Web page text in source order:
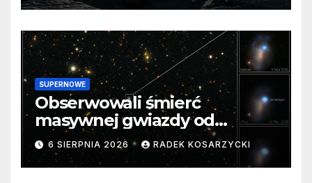
SUPERNOWE
Obserwowali śmierć
masywnej gwiazdy od
samego początku. Niezwykle
cenne dane
6 SIERPNIA 2026 RADEK KOSARZYCKI